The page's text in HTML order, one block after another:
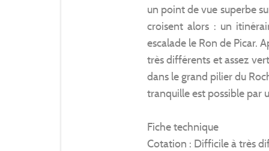
un point de vue superbe
croisent alors : un
escalade le Ron de Picar.
très différents et assez
dans le grand pilier du
tranquille est possible par
Fiche technique
Cotation : Difficile à très